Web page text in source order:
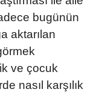
bugünün
aktarılan
ve çocuk
nasıl karşılık